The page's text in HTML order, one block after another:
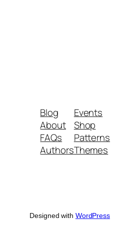
Blog
About
FAQs
Authors
Events
Shop
Patterns
Themes
Designed with WordPress